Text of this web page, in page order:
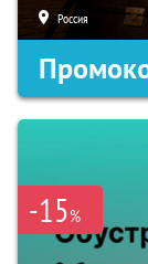
Россия
-15%